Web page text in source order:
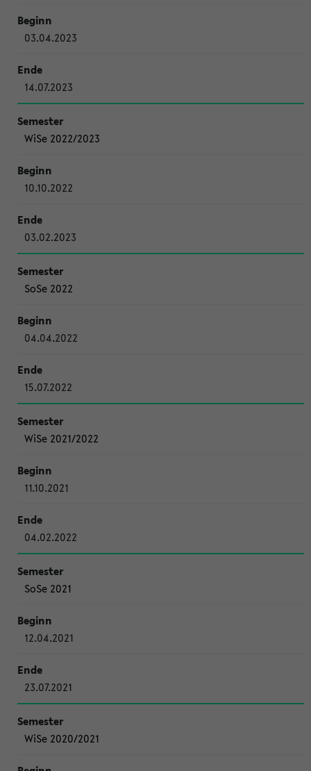
03.04.2023
14.07.2023
WiSe 2022/2023
10.10.2022
03.02.2023
SoSe 2022
04.04.2022
15.07.2022
WiSe 2021/2022
11.10.2021
04.02.2022
SoSe 2021
12.04.2021
23.07.2021
WiSe 2020/2021